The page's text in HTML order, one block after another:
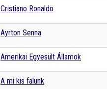
Cristiano Ronaldo
Ayrton Senna
Amerikai Egyesült Államok
A mi kis falunk